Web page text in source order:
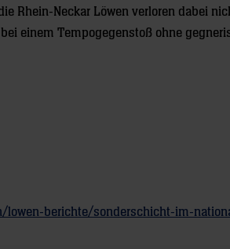
Rhein-Neckar Löwen verloren dabei
einem Tempogegenstoß ohne
berichte/sonderschicht-im-